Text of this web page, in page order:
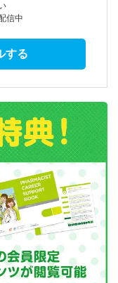
信中
する